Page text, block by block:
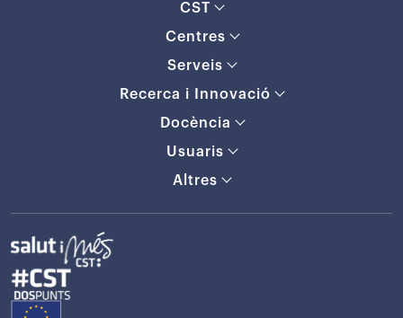
CST
Centres
Serveis
Recerca i Innovació
Docència
Usuaris
Altres